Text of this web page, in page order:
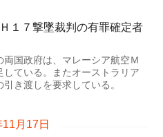
１７撃墜裁判の有罪確定者
国政府は、マレーシア航空Ｍ
ている。またオーストラリア
き渡しを要求している。
月17日